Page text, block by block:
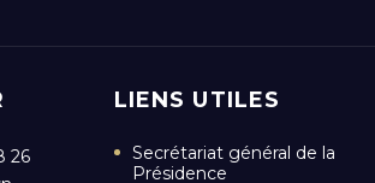
26
LIENS UTILES
Secrétariat général de la
Présidence